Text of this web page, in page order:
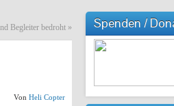
Begleiter bedroht »
Von Heli Copter
Spenden /